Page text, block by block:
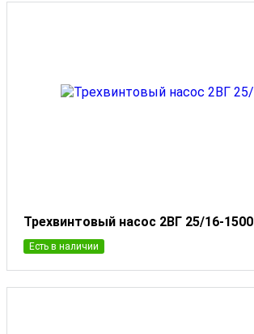
Трехвинтовый насос 2ВГ 25/16-1500
Есть в наличии